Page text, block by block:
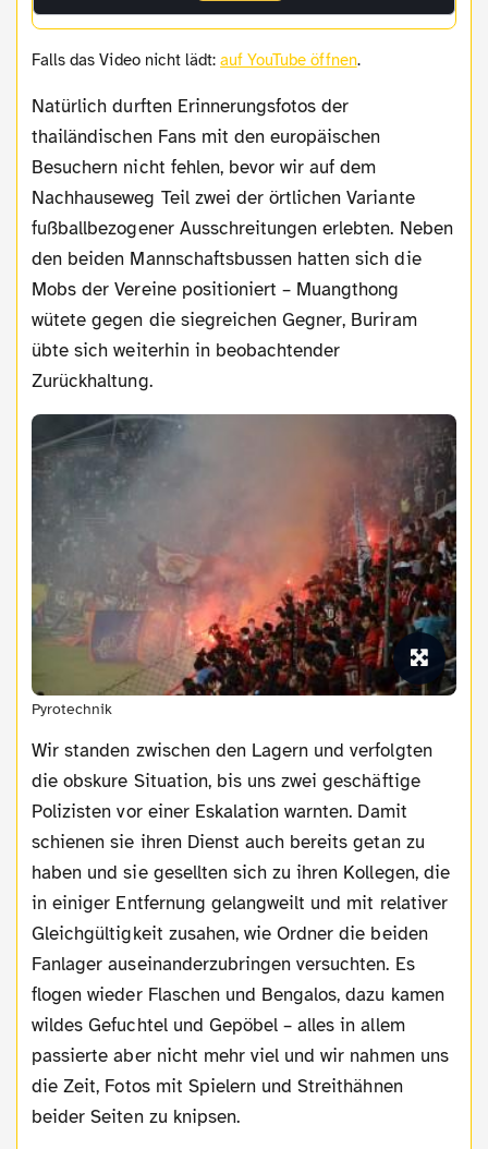
Falls das Video nicht lädt:auf YouTube öffnen.
Natürlich durften Erinnerungsfotos der
thailändischen Fans mit den europäischen
Besuchern nicht fehlen, bevor wir auf dem
Nachhauseweg Teil zwei der örtlichen Variante
fußballbezogener Ausschreitungen erlebten. Neben
den beiden Mannschaftsbussen hatten sich die
Mobs der Vereine positioniert – Muangthong
wütete gegen die siegreichen Gegner, Buriram
übte sich weiterhin in beobachtender
Zurückhaltung.
Pyrotechnik
Wir standen zwischen den Lagern und verfolgten
die obskure Situation, bis uns zwei geschäftige
Polizisten vor einer Eskalation warnten. Damit
schienen sie ihren Dienst auch bereits getan zu
haben und sie gesellten sich zu ihren Kollegen, die
in einiger Entfernung gelangweilt und mit relativer
Gleichgültigkeit zusahen, wie Ordner die beiden
Fanlager auseinanderzubringen versuchten. Es
flogen wieder Flaschen und Bengalos, dazu kamen
wildes Gefuchtel und Gepöbel – alles in allem
passierte aber nicht mehr viel und wir nahmen uns
die Zeit, Fotos mit Spielern und Streithähnen
beider Seiten zu knipsen.